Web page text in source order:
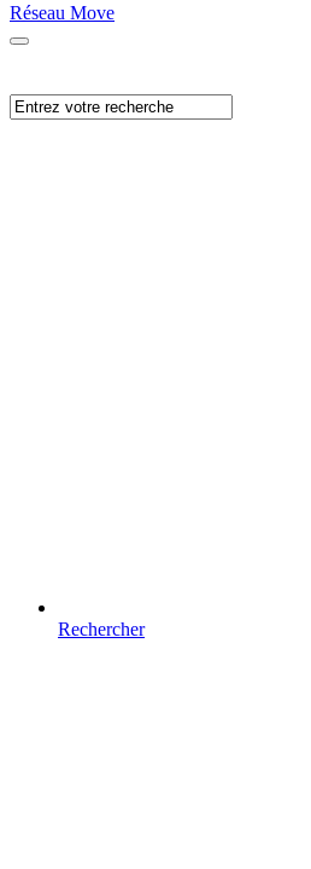
Réseau Move
Rechercher